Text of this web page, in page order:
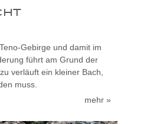
Gebirge und damit im
führt am Grund der
verläuft ein kleiner Bach,
muss.
mehr »